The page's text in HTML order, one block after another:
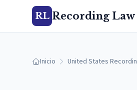
RL Recording Law
Inicio United States